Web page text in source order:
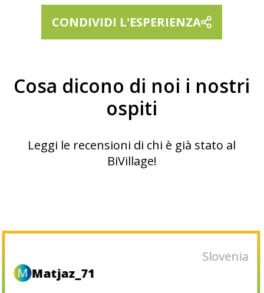
CONDIVIDI L'ESPERIENZA
Cosa dicono di noi i nostri
ospiti
Leggi le recensioni di chi è già stato al
BiVillage!
Slovenia
M Matjaz_71